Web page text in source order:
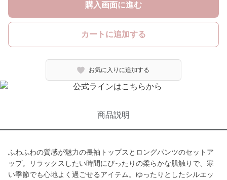
購入画面に進む
カートに追加する
お気に入りに追加する
商品説明
ふわふわの質感が魅力の長袖トップスとロングパンツのセットア
ップ。リラックスしたい時間にぴったりの柔らかな肌触りで、寒
い季節でも心地よく過ごせるアイテム。ゆったりとしたシルエッ